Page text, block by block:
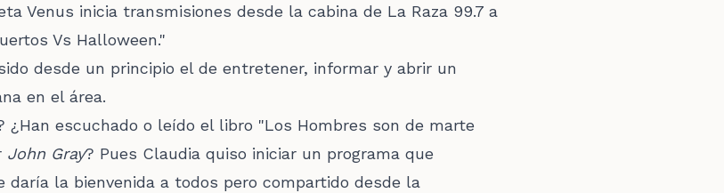
Venus inicia transmisiones desde la cabina de La Raza 99.7 a
Vs Halloween."
desde un principio el de entretener, informar y abrir un
en el área.
¿Han escuchado o leído el libro "Los Hombres son de marte
John Gray? Pues Claudia quiso iniciar un programa que
la bienvenida a todos pero compartido desde la